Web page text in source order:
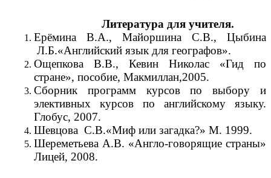
Литература для учителя.
Ерёмина В.А., Майоршина С.В., Цыбина
Л.Б.«Английский язык для географов».
Ощепкова В.В., Кевин Николас «Гид по
стране», пособие, Макмиллан,2005.
Сборник программ курсов по выбору и
элективных курсов по английскому языку.
Глобус, 2007.
Шевцова С.В.«Миф или загадка?» М. 1999.
Шереметьева А.В. «Англо-говорящие страны»
Лицей, 2008.